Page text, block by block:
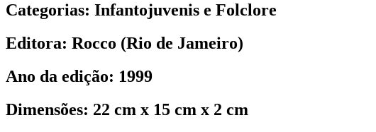
Categorias: Infantojuvenis e Folclore
Editora: Rocco (Rio de Jameiro)
Ano da edição: 1999
Dimensões: 22 cm x 15 cm x 2 cm